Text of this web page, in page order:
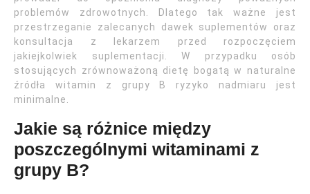
problemów zdrowotnych. Dlatego tak ważne jest
przestrzeganie zalecanych dawek suplementów oraz
konsultacja z lekarzem przed rozpoczęciem
jakiejkolwiek suplementacji. W przypadku osób
stosujących zrównoważoną dietę bogatą w naturalne
źródła witamin z grupy B ryzyko nadmiaru jest
minimalne.
Jakie są różnice między
poszczególnymi witaminami z
grupy B?